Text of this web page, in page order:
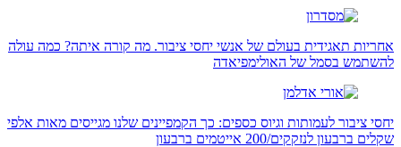
אחריות תאגידית בעולם של אנשי יחסי ציבור. מה קורה איתה? כמה עולה
להשתמש בסמל של האולימפיאדה
יחסי ציבור לעמותות וגיוס כספים: כך הקמפיינים שלנו מגייסים מאות אלפי
שקלים ברבעון לנזקקים/200 אייטמים ברבעון